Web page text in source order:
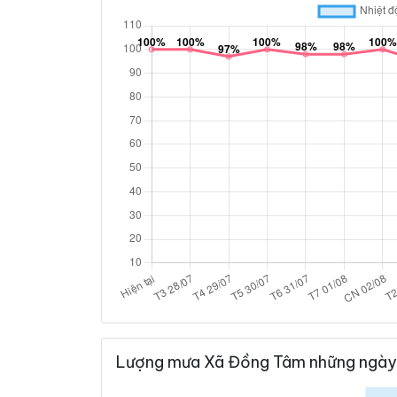
Lượng mưa Xã Đồng Tâm những